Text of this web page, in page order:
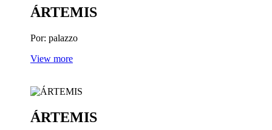
ÁRTEMIS
Por: palazzo
View more
ÁRTEMIS